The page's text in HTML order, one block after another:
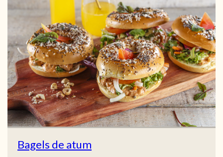
Bagels de atum